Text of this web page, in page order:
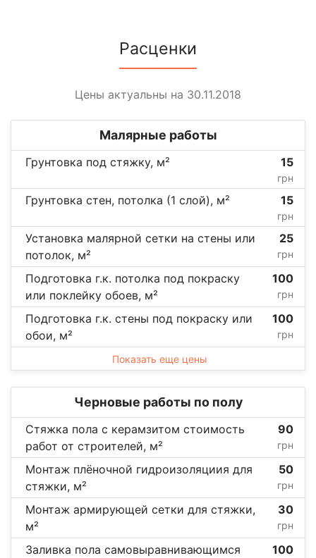
Расценки
Цены актуальны на 30.11.2018
Малярные работы
Грунтовка под стяжку, м² 15
грн
Грунтовка стен, потолка (1 слой), м² 15
грн
Установка малярной сетки на стены или
потолок, м²
25
грн
Подготовка г.к. потолка под покраску
или поклейку обоев, м²
100
грн
Подготовка г.к. стены под покраску или
обои, м²
100
грн
Показать еще цены
Черновые работы по полу
Стяжка пола с керамзитом стоимость
работ от строителей, м²
90
грн
Монтаж плёночной гидроизоляциия для
стяжки, м²
50
грн
Монтаж армирующей сетки для стяжки,
м²
30
грн
Заливка пола самовыравнивающимся
100